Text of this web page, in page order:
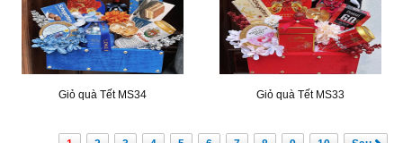
Giỏ quà Tết MS34 Giỏ quà Tết MS33